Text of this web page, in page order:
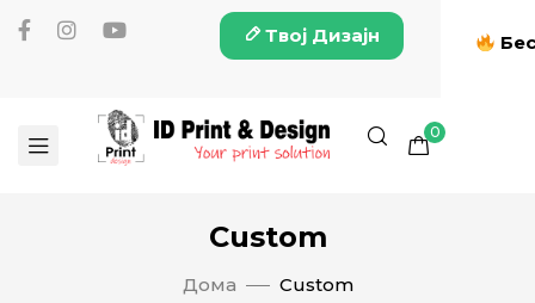
Твој Дизајн
0
Custom
Дома Custom